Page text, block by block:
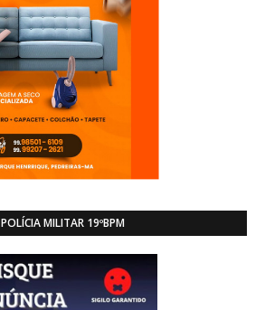
POLÍCIA MILITAR 19ºBPM